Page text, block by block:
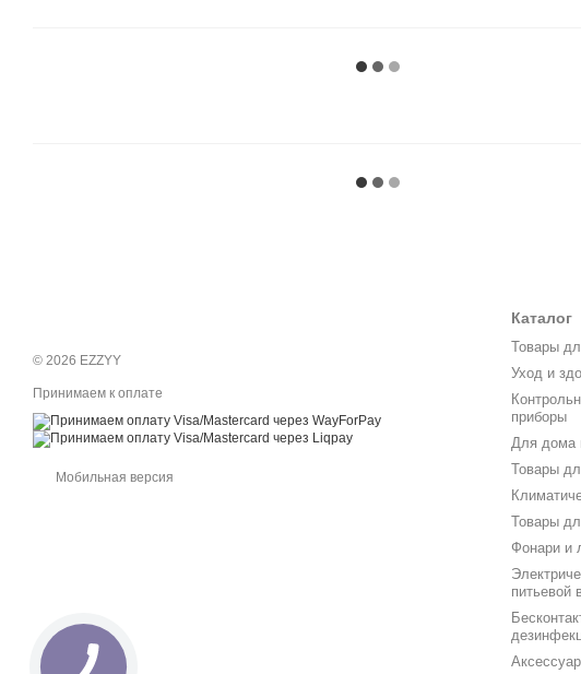
© 2026 EZZYY
Принимаем к оплате
Мобильная версия
Каталог
Товары
Уход и
приборы
Для дома
Товары
Товары
Фонари и
питьевой